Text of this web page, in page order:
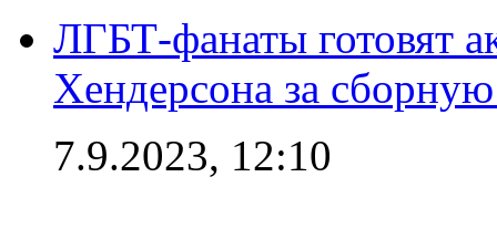
ЛГБТ-фанаты готовят
Хендерсона за
7.9.2023, 12:10